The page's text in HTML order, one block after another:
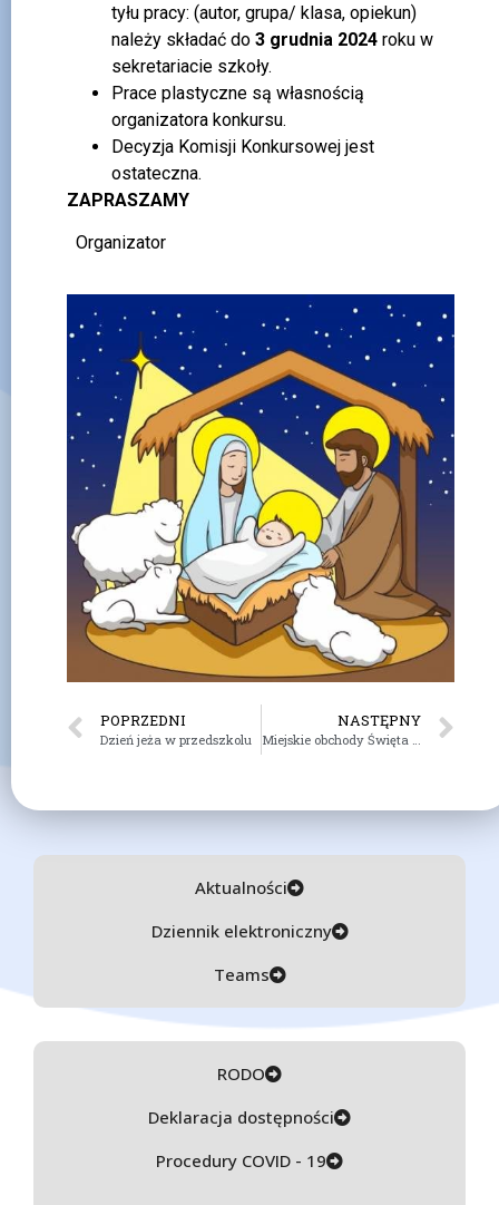
Aktualności
Dziennik elektroniczny
Teams
RODO
Deklaracja dostępności
Procedury COVID - 19
tyłu pracy: (autor, grupa/ klasa, opiekun)
należy składać do 3 grudnia 2024 roku w
sekretariacie szkoły.
Prace plastyczne są własnością
organizatora konkursu.
Decyzja Komisji Konkursowej jest
ostateczna.
ZAPRASZAMY
Organizator
POPRZEDNI
Dzień jeża w przedszkolu
NASTĘPNY
Miejskie obchody Święta Niepodległości